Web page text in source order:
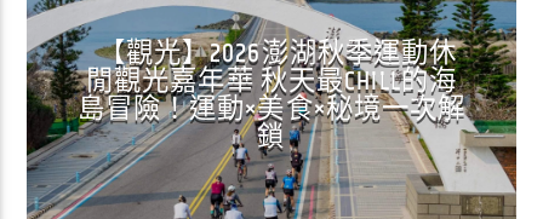
【觀光】2026澎湖秋季運動休
閒觀光嘉年華 秋天最CHILL的海
島冒險！運動×美食×秘境一次解
鎖